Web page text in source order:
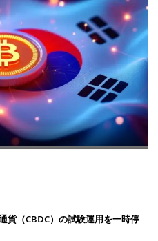
貨（CBDC）の試験運用を一時停